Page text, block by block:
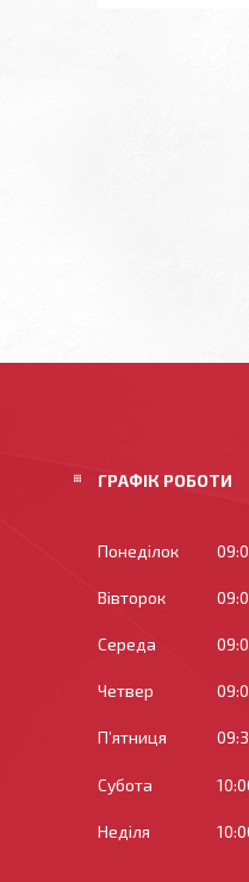
ГРАФІК РОБОТИ
Понеділок
Вівторок
Середа
Четвер
Пʼятниця
Субота
Неділя